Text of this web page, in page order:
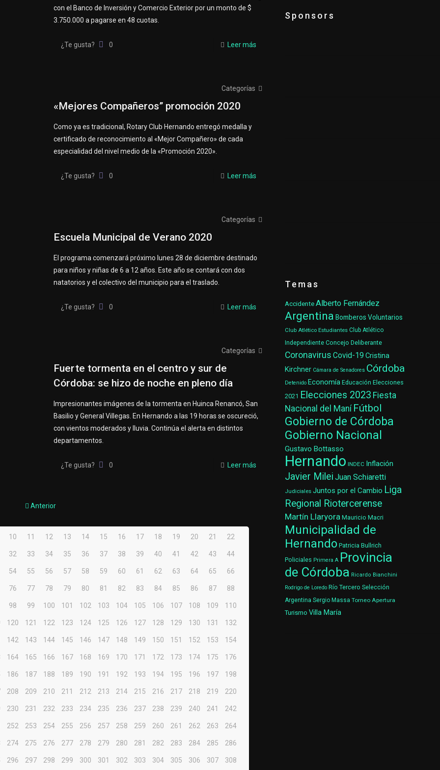
con el Banco de Inversión y Comercio Exterior por un monto de $
3.750.000 a pagarse en 48 cuotas.
¿Te gusta? 0 Leer más
Categorías
«Mejores Compañeros” promoción 2020
Como ya es tradicional, Rotary Club Hernando entregó medalla y
certificado de reconocimiento al «Mejor Compañero» de cada
especialidad del nivel medio de la «Promoción 2020».
¿Te gusta? 0 Leer más
Categorías
Escuela Municipal de Verano 2020
El programa comenzará próximo lunes 28 de diciembre destinado
para niños y niñas de 6 a 12 años. Este año se contará con dos
natatorios y el colectivo del municipio para el traslado.
¿Te gusta? 0 Leer más
Categorías
Fuerte tormenta en el centro y sur de
Córdoba: se hizo de noche en pleno día
Impresionantes imágenes de la tormenta en Huinca Renancó, San
Basilio y General Villegas. En Hernando a las 19 horas se oscureció,
con vientos moderados y lluvia. Continúa el alerta en distintos
departamentos.
¿Te gusta? 0 Leer más
Anterior
10 11 12 13 14 15 16 17 18 19 20 21 22
32 33 34 35 36 37 38 39 40 41 42 43 44
54 55 56 57 58 59 60 61 62 63 64 65 66
76 77 78 79 80 81 82 83 84 85 86 87 88
98 99 100 101 102 103 104 105 106 107 108 109 110
120 121 122 123 124 125 126 127 128 129 130 131 132
142 143 144 145 146 147 148 149 150 151 152 153 154
164 165 166 167 168 169 170 171 172 173 174 175 176
186 187 188 189 190 191 192 193 194 195 196 197 198
208 209 210 211 212 213 214 215 216 217 218 219 220
230 231 232 233 234 235 236 237 238 239 240 241 242
252 253 254 255 256 257 258 259 260 261 262 263 264
274 275 276 277 278 279 280 281 282 283 284 285 286
296 297 298 299 300 301 302 303 304 305 306 307 308
Sponsors
Temas
AccidenteAlberto Fernández
Argentina Bomberos Voluntarios
Club Atlético Estudiantes Club Atlético
Independiente Concejo Deliberante
Coronavirus Covid-19 Cristina
Kirchner Cámara de Senadores Córdoba
Detenido Economía Educación Elecciones
2021 Elecciones 2023 Fiesta
Nacional del Maní Fútbol
Gobierno de Córdoba
Gobierno Nacional
Gustavo Bottasso
Hernando INDEC Inflación
Javier Milei Juan Schiaretti
Judiciales Juntos por el Cambio Liga
Regional Riotercerense
Martín Llaryora Mauricio Macri
Municipalidad de
Hernando Patricia Bullrich
Policiales Primera A Provincia
de Córdoba Ricardo Bianchini
Rodrigo de Loredo Río Tercero Selección
Argentina Sergio Massa Torneo Apertura
Turismo Villa María